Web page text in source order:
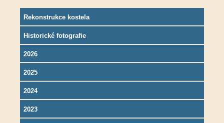
Rekonstrukce kostela
Historické fotografie
2026
2025
2024
2023